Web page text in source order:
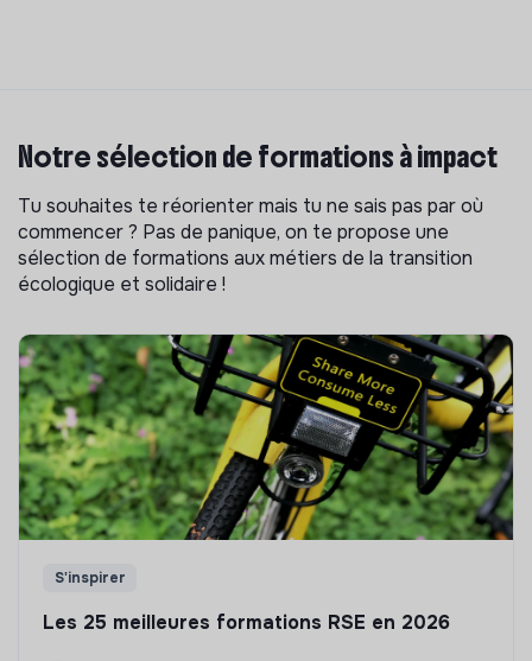
Notre sélection de formations à impact
Tu souhaites te réorienter mais tu ne sais pas par où
commencer ? Pas de panique, on te propose une
sélection de formations aux métiers de la transition
écologique et solidaire !
S'inspirer
Les 25 meilleures formations RSE en 2026